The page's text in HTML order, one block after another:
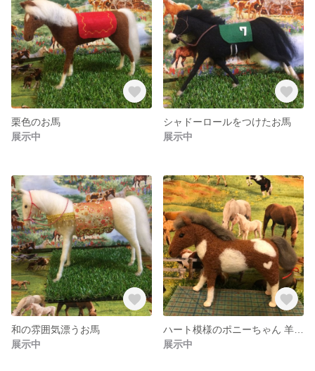
栗色のお馬
展示中
シャドーロールをつけたお馬
展示中
和の雰囲気漂うお馬
展示中
展示中